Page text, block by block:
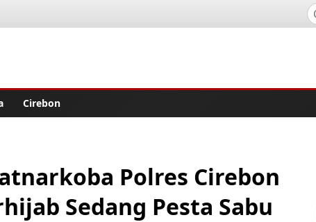
Cirebon
Polres Cirebon
Sedang Pesta Sabu